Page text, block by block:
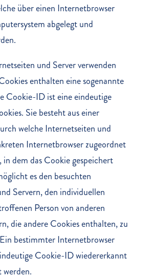
über einen Internetbrowser
abgelegt und
und Server verwenden
enthalten eine sogenannte
Cookie-ID ist eine eindeutige
Sie besteht aus einer
welche Internetseiten und
Internetbrowser zugeordnet
in dem das Cookie gespeichert
es den besuchten
Servern, den individuellen
Person von anderen
die andere Cookies enthalten, zu
bestimmter Internetbrowser
Cookie-ID wiedererkannt